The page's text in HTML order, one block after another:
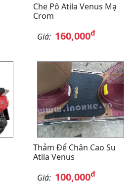
Che Pô Atila Venus Mạ
Crom
Giá: 160,000đ
Thảm Để Chân Cao Su
Atila Venus
Giá: 100,000đ